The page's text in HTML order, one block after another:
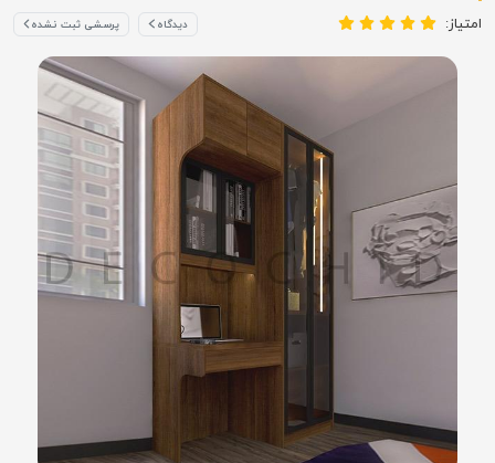
امتیاز: دیدگاه پرسشی ثبت نشده